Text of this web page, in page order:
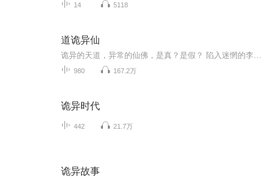
14 5118
道诡异仙
980 167.2万
诡异时代
442 21.7万
诡异故事